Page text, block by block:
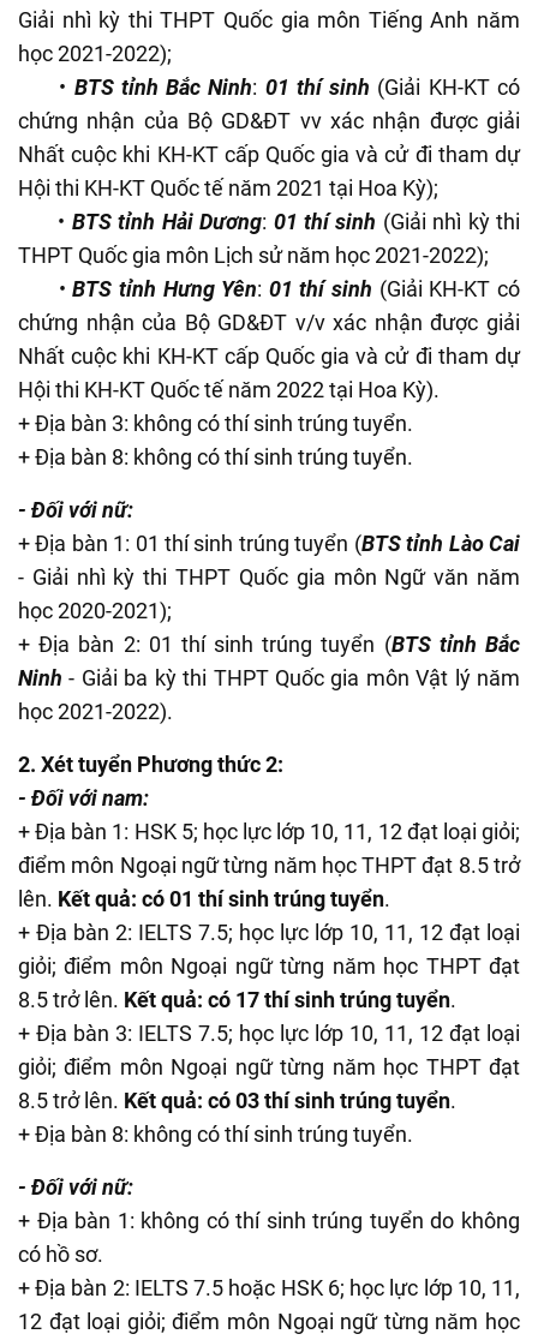
Giải nhì kỳ thi THPT Quốc gia môn Tiếng Anh năm
học 2021-2022);
• BTS tỉnh Bắc Ninh: 01 thí sinh (Giải KH-KT có
chứng nhận của Bộ GD&ĐT vv xác nhận được giải
Nhất cuộc khi KH-KT cấp Quốc gia và cử đi tham dự
Hội thi KH-KT Quốc tế năm 2021 tại Hoa Kỳ);
• BTS tỉnh Hải Dương: 01 thí sinh (Giải nhì kỳ thi
THPT Quốc gia môn Lịch sử năm học 2021-2022);
•BTS tỉnh Hưng Yên: 01 thí sinh (Giải KH-KT có
chứng nhận của Bộ GD&ĐT v/v xác nhận được giải
Nhất cuộc khi KH-KT cấp Quốc gia và cử đi tham dự
Hội thi KH-KT Quốc tế năm 2022 tại Hoa Kỳ).
+ Địa bàn 3: không có thí sinh trúng tuyển.
+ Địa bàn 8: không có thí sinh trúng tuyển.
- Đối với nữ:
+ Địa bàn 1: 01 thí sinh trúng tuyển (BTS tỉnh Lào Cai
- Giải nhì kỳ thi THPT Quốc gia môn Ngữ văn năm
học 2020-2021);
+ Địa bàn 2: 01 thí sinh trúng tuyển (BTS tỉnh Bắc
Ninh - Giải ba kỳ thi THPT Quốc gia môn Vật lý năm
học 2021-2022).
2. Xét tuyển Phương thức 2:
- Đối với nam:
+ Địa bàn 1: HSK 5; học lực lớp 10, 11, 12 đạt loại giỏi;
điểm môn Ngoại ngữ từng năm học THPT đạt 8.5 trở
lên. Kết quả: có 01 thí sinh trúng tuyển.
+ Địa bàn 2: IELTS 7.5; học lực lớp 10, 11, 12 đạt loại
giỏi; điểm môn Ngoại ngữ từng năm học THPT đạt
8.5 trở lên. Kết quả: có 17 thí sinh trúng tuyển.
+ Địa bàn 3: IELTS 7.5; học lực lớp 10, 11, 12 đạt loại
giỏi; điểm môn Ngoại ngữ từng năm học THPT đạt
8.5 trở lên. Kết quả: có 03 thí sinh trúng tuyển.
+ Địa bàn 8: không có thí sinh trúng tuyển.
- Đối với nữ:
+ Địa bàn 1: không có thí sinh trúng tuyển do không
có hồ sơ.
+ Địa bàn 2: IELTS 7.5 hoặc HSK 6; học lực lớp 10, 11,
12 đạt loại giỏi; điểm môn Ngoại ngữ từng năm học